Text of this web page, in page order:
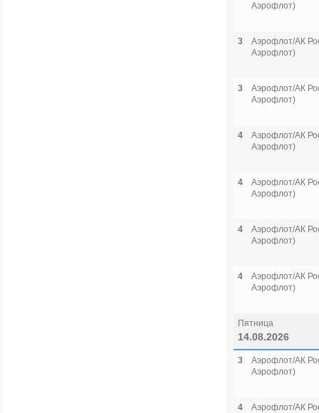
Аэрофлот)
3
Аэрофлот/АК
Аэрофлот)
3
Аэрофлот/АК
Аэрофлот)
4
Аэрофлот/АК
Аэрофлот)
4
Аэрофлот/АК
Аэрофлот)
4
Аэрофлот/АК
Аэрофлот)
4
Аэрофлот/АК
Аэрофлот)
Пятница
14.08.2026
3
Аэрофлот/АК
Аэрофлот)
4
Аэрофлот/АК